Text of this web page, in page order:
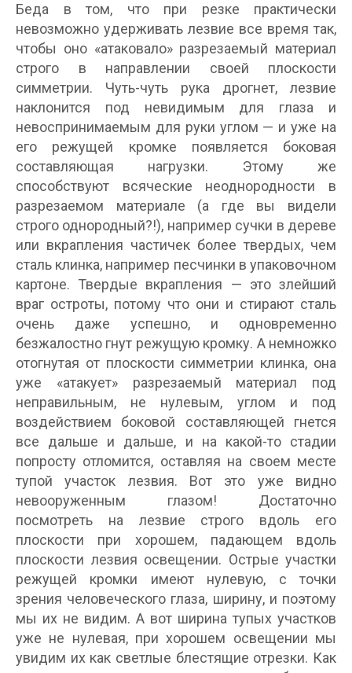
Беда в том, что при резке практически
невозможно удерживать лезвие все время так,
чтобы оно «атаковало» разрезаемый материал
строго в направлении своей плоскости
симметрии. Чуть-чуть рука дрогнет, лезвие
наклонится под невидимым для глаза и
невоспринимаемым для руки углом — и уже на
его режущей кромке появляется боковая
составляющая нагрузки. Этому же
способствуют всяческие неоднородности в
разрезаемом материале (а где вы видели
строго однородный?!), например сучки в дереве
или вкрапления частичек более твердых, чем
сталь клинка, например песчинки в упаковочном
картоне. Твердые вкрапления — это злейший
враг остроты, потому что они и стирают сталь
очень даже успешно, и одновременно
безжалостно гнут режущую кромку. А немножко
отогнутая от плоскости симметрии клинка, она
уже «атакует» разрезаемый материал под
неправильным, не нулевым, углом и под
воздействием боковой составляющей гнется
все дальше и дальше, и на какой-то стадии
попросту отломится, оставляя на своем месте
тупой участок лезвия. Вот это уже видно
невооруженным глазом! Достаточно
посмотреть на лезвие строго вдоль его
плоскости при хорошем, падающем вдоль
плоскости лезвия освещении. Острые участки
режущей кромки имеют нулевую, с точки
зрения человеческого глаза, ширину, и поэтому
мы их не видим. А вот ширина тупых участков
уже не нулевая, при хорошем освещении мы
увидим их как светлые блестящие отрезки. Как